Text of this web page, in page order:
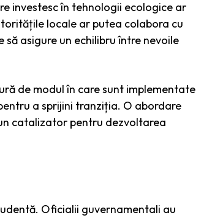
investesc în tehnologii ecologice ar
locale ar putea colabora cu
asigure un echilibru între nevoile
de modul în care sunt implementate
a sprijini tranziția. O abordare
catalizator pentru dezvoltarea
Oficialii guvernamentali au